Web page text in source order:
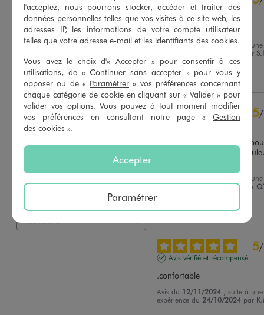
avis soumis à un
contrôle
Voir tous les avis sur ce site
5étoiles
7
0
3étoiles
1
Trier les avis
Avis vérifié et récompensé
Très confortable
Avis du18/02/2025 , suite à une
par
Utile(0) Signaler
5/
Avis vérifié et récompensé
Impeccable je l'ai achetée
moi qui fait un 38. Jolie
, suite à une
expérience du19/11/2024 par
5/
Avis vérifié et récompensé
.confortable
Avis du 12/11/2024
, suite à une
expérience du 24/10/2024 par
l'acceptez, nous pourrons stocker, accéder et traiter des
données personnelles telles que vos visites à ce site web, les
adresses IP, les informations de votre compte utilisateur
telles que votre adresse e-mail et les identifiants des cookies.
Vous avez le choix d'« Accepter » pour consentir à ces
utilisations, de « Continuer sans accepter » pour vous y
opposer ou de « Paramétrer » vos préférences concernant
chaque catégorie de cookie en cliquant sur « Valider » pour
valider vos options. Vous pouvez à tout moment modifier
vos préférences en consultant notre page « Gestion
des cookies ».
Accepter
Paramétrer